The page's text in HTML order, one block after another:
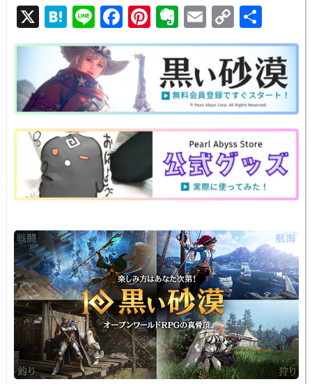
X H
at
e
n
a
Li
n
e
F
a
c
b
o
o
k
Pi
nt
er
e
st
E
v
er
n
ot
e
E
m
ail
C
o
p
y
Li
n
k
有